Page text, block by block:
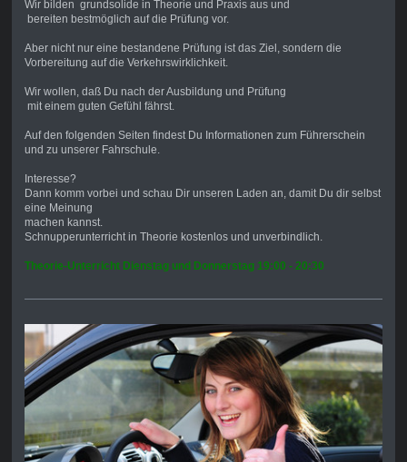
Wir bilden grundsolide in Theorie und Praxis aus und
bereiten bestmöglich auf die Prüfung vor.
Aber nicht nur eine bestandene Prüfung ist das Ziel, sondern die
Vorbereitung auf die Verkehrswirklichkeit.
Wir wollen, daß Du nach der Ausbildung und Prüfung
mit einem guten Gefühl fährst.
Auf den folgenden Seiten findest Du Informationen zum Führerschein
und zu unserer Fahrschule.
Interesse?
Dann komm vorbei und schau Dir unseren Laden an, damit Du dir selbst
eine Meinung
machen kannst.
Schnupperunterricht in Theorie kostenlos und unverbindlich.
Theorie-Unterricht Dienstag und Donnerstag 19:00 - 20:30